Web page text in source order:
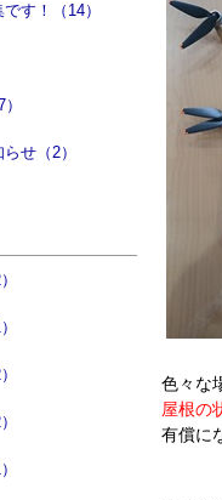
す！（14）
せ（2）
色々な
屋根の
有償に